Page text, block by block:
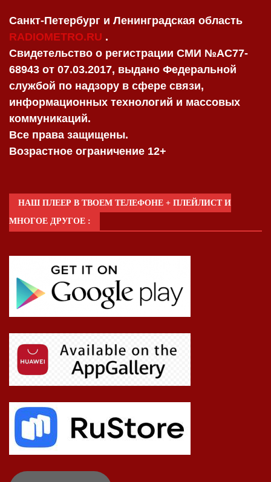
Санкт-Петербург и Ленинградская область
RADIOMETRO.RU .
Свидетельство о регистрации СМИ №AC77-
68943 от 07.03.2017, выдано Федеральной
службой по надзору в сфере связи,
информационных технологий и массовых
коммуникаций.
Все права защищены.
Возрастное ограничение 12+
НАШ ПЛЕЕР В ТВОЕМ ТЕЛЕФОНЕ + ПЛЕЙЛИСТ И
МНОГОЕ ДРУГОЕ :